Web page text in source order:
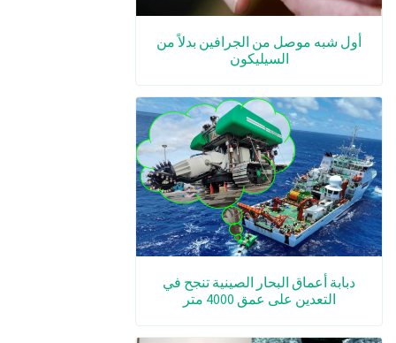
أول شبه موصل من الجرافين بدلاً من
السيليكون
دبابة أعماق البحار الصينية تنجح في
التعدين على عمق 4000 متر